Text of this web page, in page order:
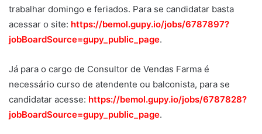
trabalhar domingo e feriados. Para se candidatar basta
acessar o site: https://bemol.gupy.io/jobs/6787897?
jobBoardSource=gupy_public_page.
Já para o cargo de Consultor de Vendas Farma é
necessário curso de atendente ou balconista, para se
candidatar acesse: https://bemol.gupy.io/jobs/6787828?
jobBoardSource=gupy_public_page.